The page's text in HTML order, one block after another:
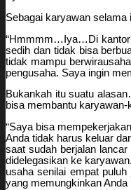
Sebagai karyawan selama
“Hmmmm…Iya…Di kantor
sedih dan tidak bisa
tidak mampu
pengusaha. Saya ingin
Bukankah itu suatu
bisa membantu
“Saya bisa
Anda tidak harus keluar
saat sudah berjalan
didelegasikan ke
usaha senilai empat
yang memungkinkan